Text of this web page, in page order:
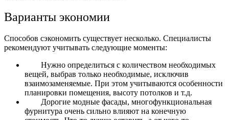
Варианты экономии
Способов сэкономить существует несколько. Специалисты
рекомендуют учитывать следующие моменты:
Нужно определиться с количеством необходимых
вещей, выбрав только необходимые, исключив
взаимозаменяемые. При этом учитываются особенности
планировки помещения, высоту потолков и т.д.
Дорогие модные фасады, многофункциональная
фурнитура очень сильно влияют на конечную